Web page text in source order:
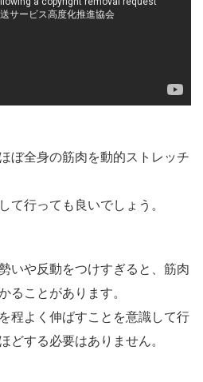
ぼ全身の筋肉を動的ストレッチ
て行っても良いでしょう。
いや反動をつけすぎると、筋肉
ることがあります。
程よく伸ばすことを意識して行
どする必要はありません。